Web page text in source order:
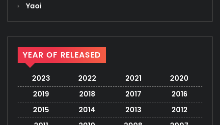
Yaoi
YEAR OF RELEASED
2023 2022 2021
2020
2019
2018 2017
2016
2015
2014 2013
2012